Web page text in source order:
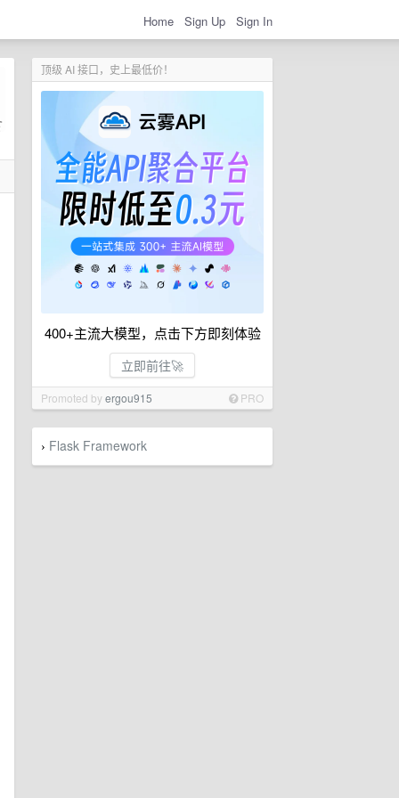
Home Sign Up Sign In
顶级 AI 接口，史上最低价！
400+主流大模型，点击下方即刻体验
立即前往🚀
Promoted byergou915 PRO
› Flask Framework